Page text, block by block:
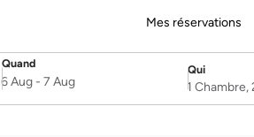
Mes réservations
Quand
SelectDate
6 Aug- 7 Aug
Qui
Username
1 Chambre,